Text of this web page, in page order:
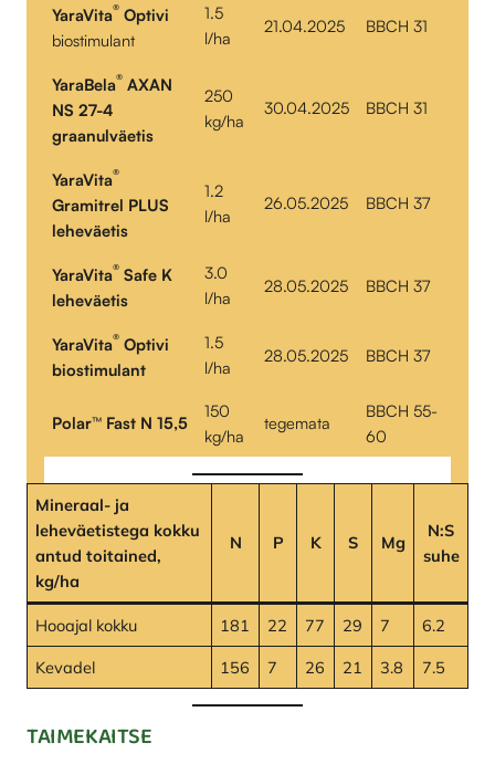
YaraVita® Optivi
biostimulant
1.5
l/ha
21.04.2025 BBCH 31
YaraBela® AXAN
NS 27-4
graanulväetis
250
kg/ha
30.04.2025 BBCH 31
YaraVita®
Gramitrel PLUS
leheväetis
1.2
l/ha
26.05.2025 BBCH 37
YaraVita® Safe K
leheväetis
3.0
l/ha
28.05.2025 BBCH 37
YaraVita® Optivi
biostimulant
1.5
l/ha
28.05.2025 BBCH 37
Polar™ Fast N 15,5
150
kg/ha
tegemata
BBCH 55-
60
Mineraal- ja
leheväetistega kokku
antud toitained,
kg/ha
N P K S Mg
N:S
suhe
Hooajal kokku 181 22 77 29 7
6.2
Kevadel
156 7 26 21 3.8 7.5
TAIMEKAITSE